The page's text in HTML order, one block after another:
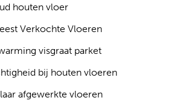
houten vloer
Verkochte Vloeren
visgraat parket
bij houten vloeren
afgewerkte vloeren